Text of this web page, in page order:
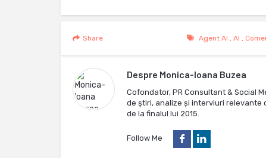
Agent AI , AI ,
Share
Despre Monica-Ioana Buzea
Cofondator, PR Consultant & Social
de ştiri, analize și interviuri relevante
de la finalul lui 2015.
Follow Me